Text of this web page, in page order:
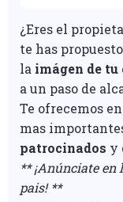
¿Eres el
te has propuesto
la imágen de
a un paso de
Te ofrecemos
mas
patrocinados y
** ¡Anúnciate
pais! **